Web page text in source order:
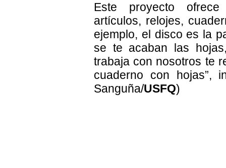
Este proyecto
artículos, relojes,
ejemplo, el disco es la
se te acaban las
trabaja con nosotros te
cuaderno con hojas”,
Sanguña/USFQ)